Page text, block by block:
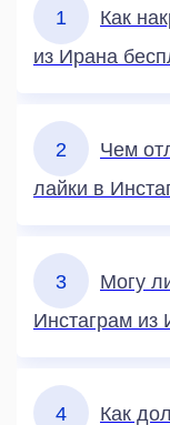
1
Как
из Ирана
2
Чем
лайки в
3
Могу
Инстаграм
4
Как